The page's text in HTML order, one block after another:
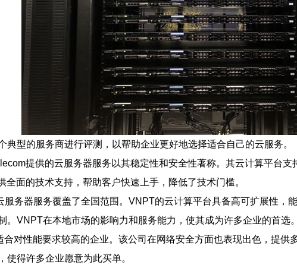
型的服务商进行评测，以帮助企业更好地选择适合自己的云服务。
提供的云服务器服务以其稳定性和安全性著称。其云计算平台
面的技术支持，帮助客户快速上手，降低了技术门槛。
务器服务覆盖了全国范围。VNPT的云计算平台具备高可扩展性，
VNPT在本地市场的影响力和服务能力，使其成为许多企业的首选。
对性能要求较高的企业。该公司在网络安全方面也表现出色，提
得许多企业愿意为此买单。